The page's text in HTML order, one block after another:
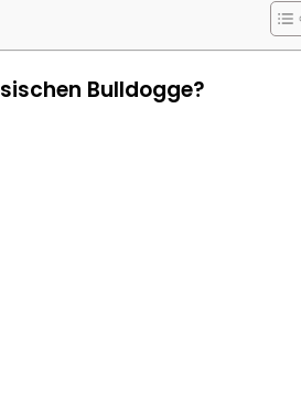
Bulldogge?